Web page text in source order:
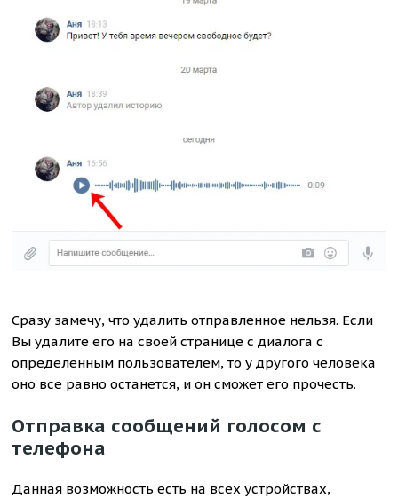
Сразу замечу, что удалить отправленное нельзя. Если
Вы удалите его на своей странице с диалога с
определенным пользователем, то у другого человека
оно все равно останется, и он сможет его прочесть.
Отправка сообщений голосом с
телефона
Данная возможность есть на всех устройствах,